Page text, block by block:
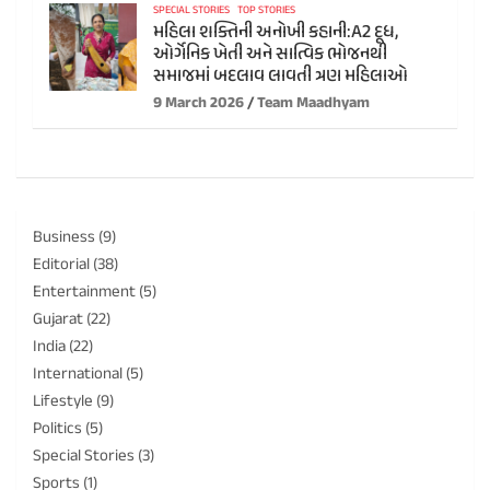
SPECIAL STORIES TOP STORIES
મહિલા શક્તિની અનોખી કહાની:A2 દૂધ,
ઓર્ગેનિક ખેતી અને સાત્વિક ભોજનથી
સમાજમાં બદલાવ લાવતી ત્રણ મહિલાઓ
9 March 2026 Team Maadhyam
Business (9)
Editorial(38)
Entertainment(5)
Gujarat(22)
India(22)
International(5)
Lifestyle (9)
Politics (5)
Special Stories (3)
Sports (1)